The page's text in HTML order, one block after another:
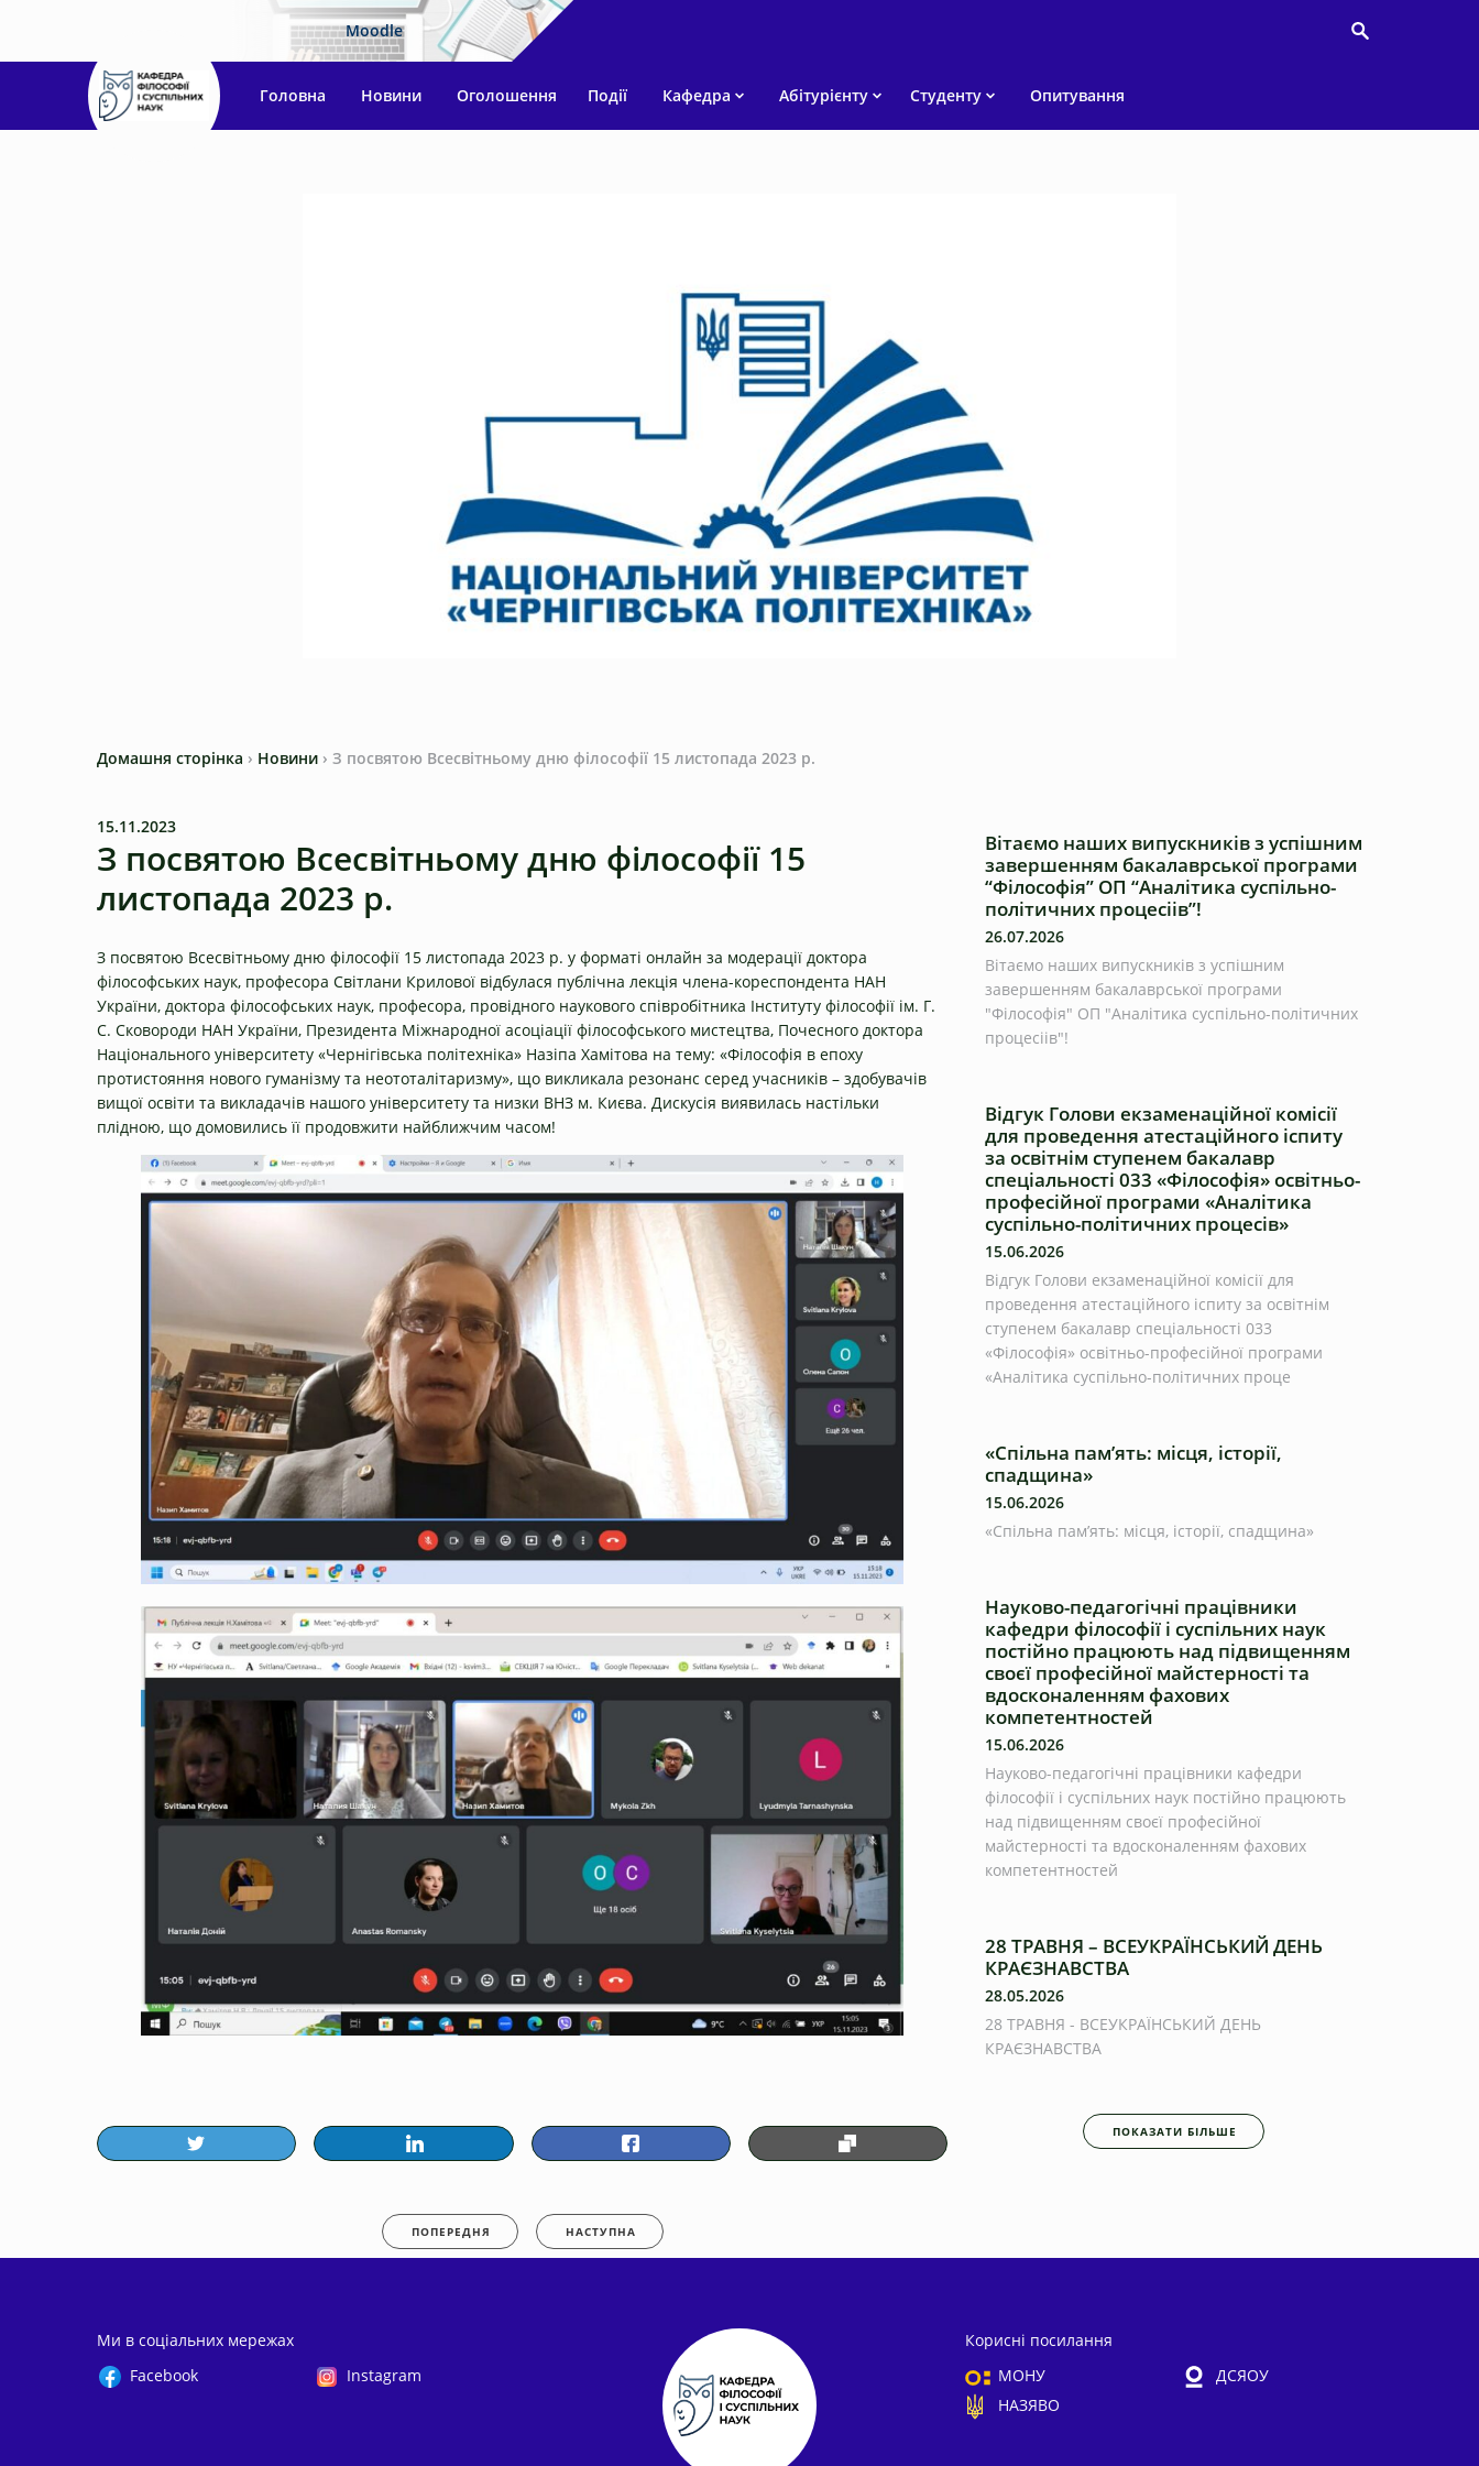
Moodle
Головна Новини Оголошення Події Кафедра Абітурієнту Студенту Опитування
Домашня сторінка › Новини › З посвятою Всесвітньому дню філософії 15 листопада 2023 р.
15.11.2023
З посвятою Всесвітньому дню філософії 15
листопада 2023 р.
З посвятою Всесвітньому дню філософії 15 листопада 2023 р. у форматі онлайн за модерації доктора
філософських наук, професора Світлани Крилової відбулася публічна лекція члена-кореспондента НАН
України, доктора філософських наук, професора, провідного наукового співробітника Інституту філософії ім. Г.
С. Сковороди НАН України, Президента Міжнародної асоціації філософського мистецтва, Почесного доктора
Національного університету «Чернігівська політехніка» Назіпа Хамітова на тему: «Філософія в епоху
протистояння нового гуманізму та неототалітаризму», що викликала резонанс серед учасників – здобувачів
вищої освіти та викладачів нашого університету та низки ВНЗ м. Києва. Дискусія виявилась настільки
плідною, що домовились її продовжити найближчим часом!
ПОПЕРЕДНЯ НАСТУПНА
Вітаємо наших випускників з успішним
завершенням бакалаврської програми
“Філософія” ОП “Аналітика суспільно-
політичних процесіів”!
26.07.2026
Вітаємо наших випускників з успішним
завершенням бакалаврської програми
"Філософія" ОП "Аналітика суспільно-політичних
процесіів"!
Відгук Голови екзаменаційної комісії
для проведення атестаційного іспиту
за освітнім ступенем бакалавр
спеціальності 033 «Філософія» освітньо-
професійної програми «Аналітика
суспільно-політичних процесів»
15.06.2026
Відгук Голови екзаменаційної комісії для
проведення атестаційного іспиту за освітнім
ступенем бакалавр спеціальності 033
«Філософія» освітньо-професійної програми
«Аналітика суспільно-політичних проце
«Спільна пам’ять: місця, історії,
спадщина»
15.06.2026
«Спільна пам’ять: місця, історії, спадщина»
Науково-педагогічні працівники
кафедри філософії і суспільних наук
постійно працюють над підвищенням
своєї професійної майстерності та
вдосконаленням фахових
компетентностей
15.06.2026
Науково-педагогічні працівники кафедри
філософії і суспільних наук постійно працюють
над підвищенням своєї професійної
майстерності та вдосконаленням фахових
компетентностей
28 ТРАВНЯ – ВСЕУКРАЇНСЬКИЙ ДЕНЬ
КРАЄЗНАВСТВА
28.05.2026
28 ТРАВНЯ - ВСЕУКРАЇНСЬКИЙ ДЕНЬ
КРАЄЗНАВСТВА
ПОКАЗАТИ БІЛЬШЕ
Ми в соціальних мережах
Facebook
Instagram
Корисні посилання
МОНУ
ДСЯОУ
НАЗЯВО